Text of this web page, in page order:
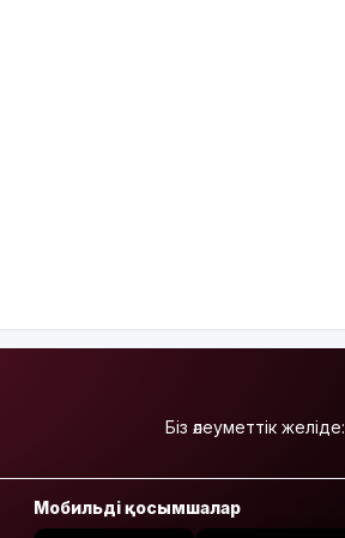
Құрылысшыларға
құрмет:
Қызылордада
Біз әлеуметтік желіде:
Мобильді қосымшалар